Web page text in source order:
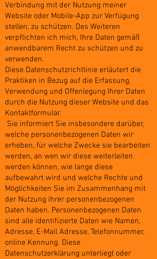
Verbindung mit der Nutzung meiner
Website oder Mobile-App zur Verfügung
stellen, zu schützen. Des Weiteren
verpflichten ich mich, Ihre Daten gemäß
anwendbarem Recht zu schützen und zu
verwenden.
Diese Datenschutzrichtlinie erläutert die
Praktiken in Bezug auf die Erfassung,
Verwendung und Offenlegung Ihrer Daten
durch die Nutzung dieser Website und das
Kontaktformular.
Sie informiert Sie insbesondere darüber,
welche personenbezogenen Daten wir
erheben, für welche Zwecke sie bearbeiten
werden, an wen wir diese weiterleiten
werden können, wie lange diese
aufbewahrt wird und welche Rechte und
Möglichkeiten Sie im Zusammenhang mit
der Nutzung ihrer personenbezogenen
Daten haben. Personenbezogenen Daten
sind alle identifizierte Daten wie Namen,
Adresse, E-Mail Adresse, Telefonnummer,
online Kennung. Diese
Datenschutzerklärung unterliegt oder